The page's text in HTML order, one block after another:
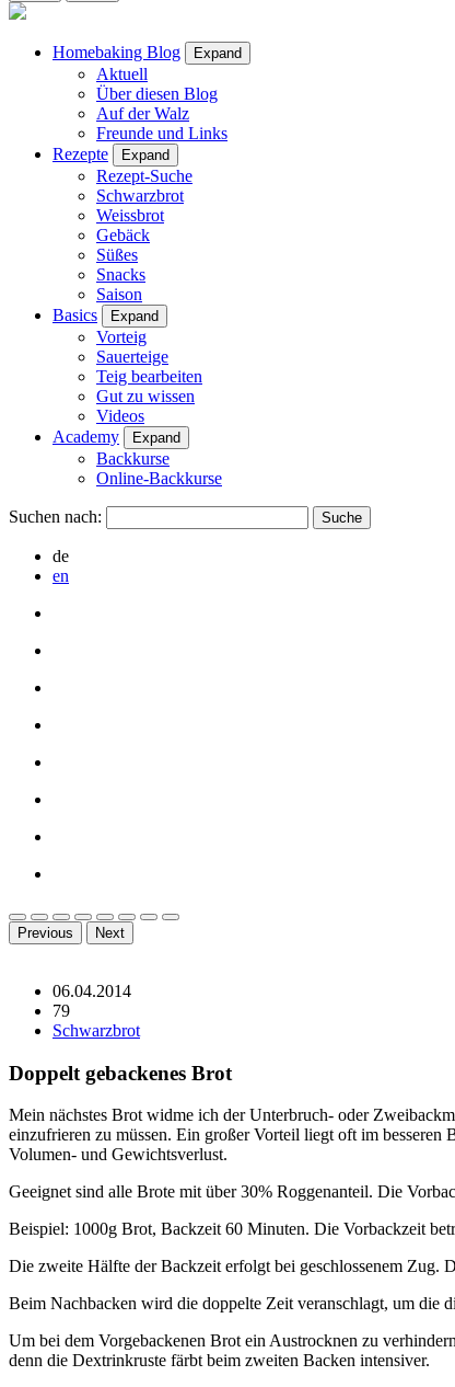
Homebaking Blog Expand
Aktuell
Über diesen Blog
Auf der Walz
Freunde und Links
Rezepte
Expand
Rezept-Suche
Schwarzbrot
Weissbrot
Gebäck
Süßes
Snacks
Saison
Basics
Expand
Vorteig
Sauerteige
Teig bearbeiten
Gut zu wissen
Videos
Academy
Expand
Backkurse
Online-Backkurse
Suchen nach:
de
en
Previous Next
06.04.2014
79
Schwarzbrot
Doppelt gebackenes Brot
Mein nächstes Brot widme ich der Unterbruch- oder
einzufrieren zu müssen. Ein großer Vorteil liegt oft im
Volumen- und Gewichtsverlust.
Geeignet sind alle Brote mit über 30% Roggenanteil. Die
Beispiel: 1000g Brot, Backzeit 60 Minuten. Die Vorbackzeit
Die zweite Hälfte der Backzeit erfolgt bei geschlossenem Zug.
Beim Nachbacken wird die doppelte Zeit veranschlagt, um
Um bei dem Vorgebackenen Brot ein Austrocknen zu
denn die Dextrinkruste färbt beim zweiten Backen intensiver.